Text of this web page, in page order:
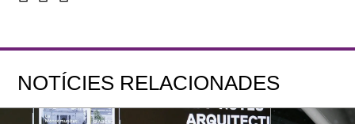
NOTÍCIES RELACIONADES